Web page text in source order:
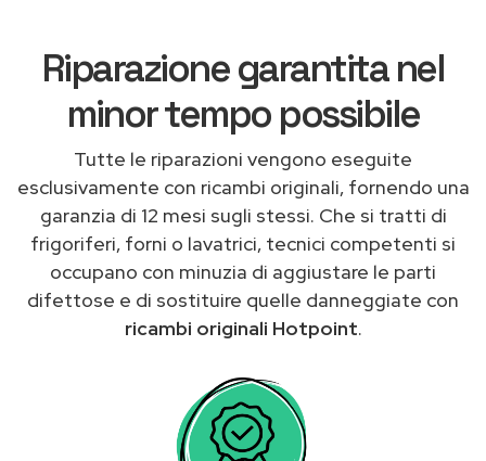
Riparazione garantita nel
minor tempo possibile
Tutte le riparazioni vengono eseguite
esclusivamente con ricambi originali, fornendo una
garanzia di 12 mesi sugli stessi. Che si tratti di
frigoriferi, forni o lavatrici, tecnici competenti si
occupano con minuzia di aggiustare le parti
difettose e di sostituire quelle danneggiate con
ricambi originali Hotpoint.